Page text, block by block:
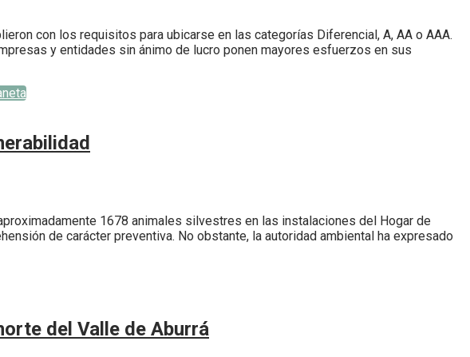
con los requisitos para ubicarse en las categorías Diferencial, A, AA o AAA.
y entidades sin ánimo de lucro ponen mayores esfuerzos en sus
1678 animales silvestres en las instalaciones del Hogar de
de carácter preventiva. No obstante, la autoridad ambiental ha expresado
del Valle de Aburrá